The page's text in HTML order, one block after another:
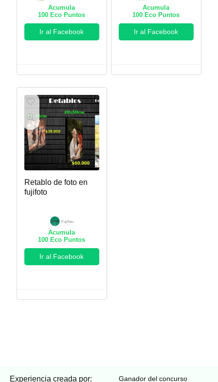
Acumula
100 Eco Puntos
Ir al Facebook
Acumula
100 Eco Puntos
Ir al Facebook
Retablo de foto en
fujifoto
Fujifoto
Acumula
100 Eco Puntos
Ir al Facebook
Experiencia creada por:
Ganador del concurso